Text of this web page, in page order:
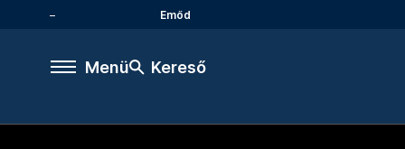
Emőd
Menü Kereső